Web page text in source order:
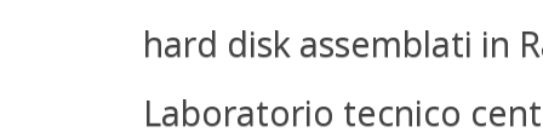
hard disk assemblati in
Laboratorio tecnico